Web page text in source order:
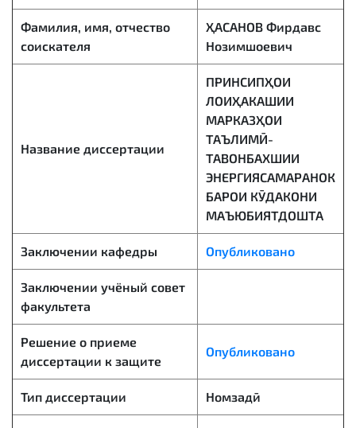
Фамилия, имя, отчество
соискателя
ҲАСАНОВ Фирдавс
Нозимшоевич
Название диссертации
ПРИНСИПҲОИ
ЛОИҲАКАШИИ
МАРКАЗҲОИ
ТАЪЛИМӢ-
ТАВОНБАХШИИ
ЭНЕРГИЯСАМАРАНОК
БАРОИ КӮДАКОНИ
МАЪЮБИЯТДОШТА
Заключении кафедры Опубликовано
Заключении учёный совет
факультета
Решение о приеме
диссертации к защите
Опубликовано
Тип диссертации Номзадӣ